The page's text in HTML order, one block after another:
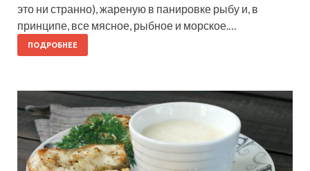
это ни странно), жареную в панировке рыбу и, в
принципе, все мясное, рыбное и морское.…
ПОДРОБНЕЕ